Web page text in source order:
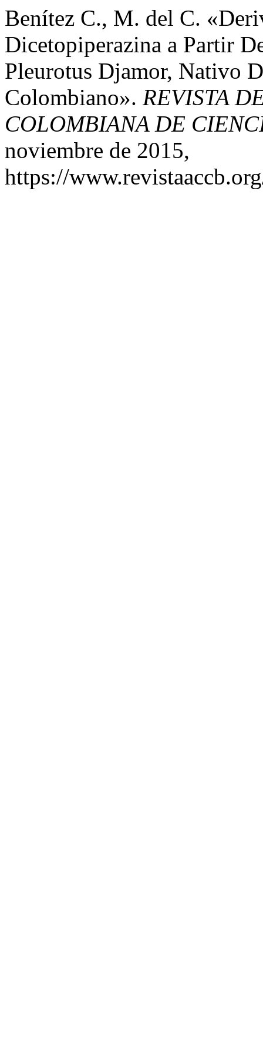
Benítez C., M. del C.
Dicetopiperazina a Partir
Pleurotus Djamor, Nativo
Colombiano». REVISTA
COLOMBIANA DE
noviembre de 2015,
https://